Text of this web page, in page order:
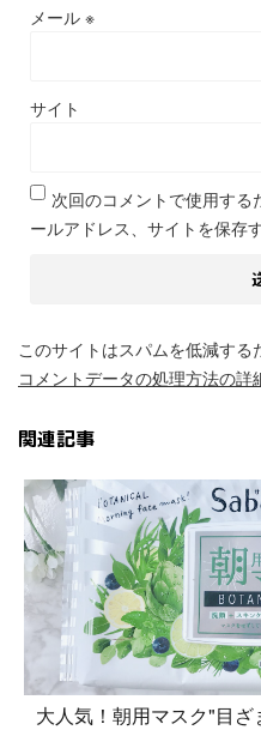
メール ※
サイト
次回のコメントで使用する
ールアドレス、サイトを保存す
このサイトはスパムを低減する
コメントデータの処理方法の
関連記事
大人気！朝用マスク"目